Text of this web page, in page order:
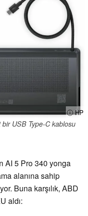
ⓘ HP
USB Type-C kablosu
AI 5 Pro 340 yonga
alanına sahip
Buna karşılık, ABD
aldı: